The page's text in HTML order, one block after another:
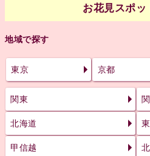
お花見スポッ
地域で探す
東京 京都
関東
北海道
甲信越